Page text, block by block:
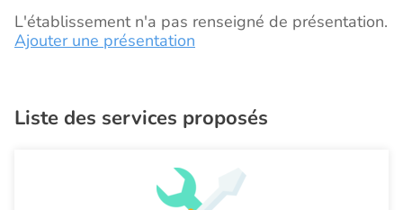
L'établissement n'a pas renseigné de présentation.
Ajouter une présentation
Liste des services proposés